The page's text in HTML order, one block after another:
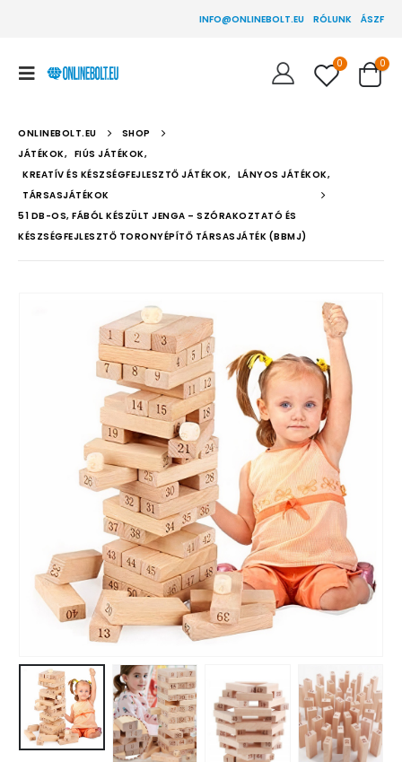
INFO@ONLINEBOLT.EU RÓLUNK ÁSZF
0 0
ONLINEBOLT.EU
SHOP
JÁTÉKOK, FIÚS JÁTÉKOK,
KREATÍV ÉS KÉSZSÉGFEJLESZTŐ JÁTÉKOK, LÁNYOS JÁTÉKOK,
TÁRSASJÁTÉKOK
51 DB-OS, FÁBÓL KÉSZÜLT JENGA – SZÓRAKOZTATÓ ÉS
KÉSZSÉGFEJLESZTŐ TORONYÉPÍTŐ TÁRSASJÁTÉK (BBMJ)